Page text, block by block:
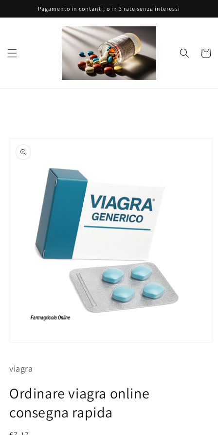
direttamente
ai contenuti
Pagamento in contanti, o in 3 rate senza interessi
Carrello
informazioni
sul prodotto
1
modale
viagra
Ordinare viagra online
consegna rapida